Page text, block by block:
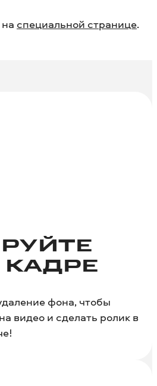
специальной странице.
КАДРЕ
фона, чтобы
видео и сделать ролик в